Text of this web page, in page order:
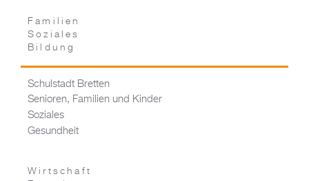
Familien
Soziales
Bildung
Schulstadt Bretten
Senioren, Familien und Kinder
Soziales
Gesundheit
Wirtschaft